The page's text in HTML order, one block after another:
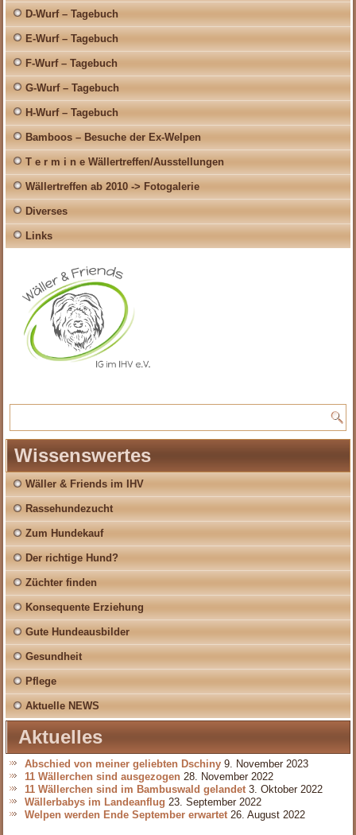
D-Wurf – Tagebuch
E-Wurf – Tagebuch
F-Wurf – Tagebuch
G-Wurf – Tagebuch
H-Wurf – Tagebuch
Bamboos – Besuche der Ex-Welpen
T e r m i n e Wällertreffen/Ausstellungen
Wällertreffen ab 2010 -> Fotogalerie
Diverses
Links
Wissenswertes
Wäller & Friends im IHV
Rassehundezucht
Zum Hundekauf
Der richtige Hund?
Züchter finden
Konsequente Erziehung
Gute Hundeausbilder
Gesundheit
Pflege
Aktuelle NEWS
Aktuelles
Abschied von meiner geliebten Dschiny 9. November 2023
11 Wällerchen sind ausgezogen 28. November 2022
11 Wällerchen sind im Bambuswald gelandet 3. Oktober 2022
Wällerbabys im Landeanflug 23. September 2022
Welpen werden Ende September erwartet 26. August 2022